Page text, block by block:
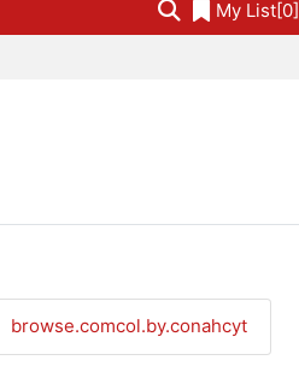
My List[0]
browse.comcol.by.conahcyt